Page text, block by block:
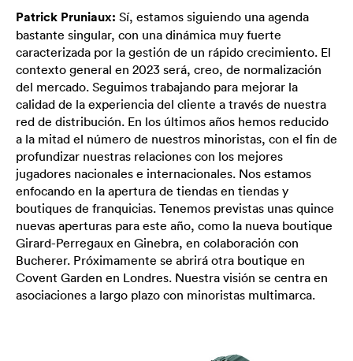
Patrick Pruniaux: Sí, estamos siguiendo una agenda
bastante singular, con una dinámica muy fuerte
caracterizada por la gestión de un rápido crecimiento. El
contexto general en 2023 será, creo, de normalización
del mercado. Seguimos trabajando para mejorar la
calidad de la experiencia del cliente a través de nuestra
red de distribución. En los últimos años hemos reducido
a la mitad el número de nuestros minoristas, con el fin de
profundizar nuestras relaciones con los mejores
jugadores nacionales e internacionales. Nos estamos
enfocando en la apertura de tiendas en tiendas y
boutiques de franquicias. Tenemos previstas unas quince
nuevas aperturas para este año, como la nueva boutique
Girard-Perregaux en Ginebra, en colaboración con
Bucherer. Próximamente se abrirá otra boutique en
Covent Garden en Londres. Nuestra visión se centra en
asociaciones a largo plazo con minoristas multimarca.